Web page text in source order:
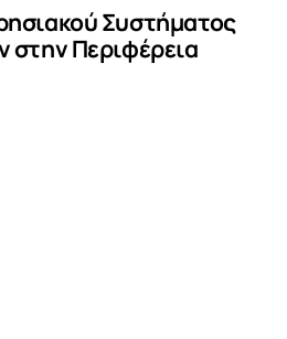
Συστήματος
στην Περιφέρεια